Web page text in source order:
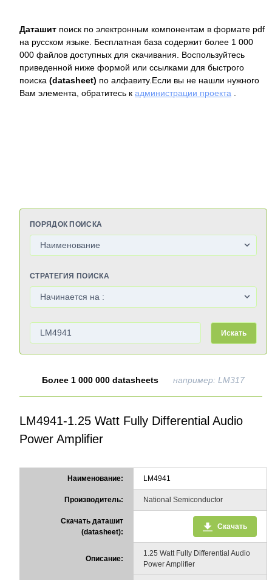
Даташит поиск по электронным компонентам в формате pdf
на русском языке. Бесплатная база содержит более 1 000
000 файлов доступных для скачивания. Воспользуйтесь
приведенной ниже формой или ссылками для быстрого
поиска (datasheet) по алфавиту.Если вы не нашли нужного
Вам элемента, обратитесь к администрации проекта
ПОРЯДОК ПОИСКА
СТРАТЕГИЯ ПОИСКА
Искать
Более 1 000 000 datasheets например: LM317
LM4941-1.25 Watt Fully Differential Audio
Power Amplifier
Наименование: LM4941
Производитель: National Semiconductor
Скачать даташит
(datasheet):
Скачать
Описание:
1.25 Watt Fully Differential Audio
Power Amplifier